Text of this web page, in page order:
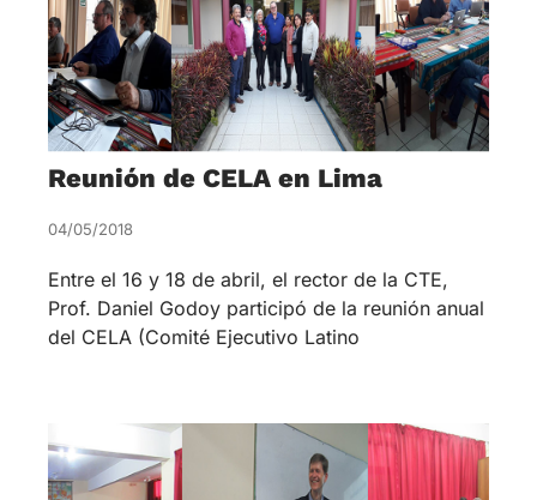
Reunión de CELA en Lima
04/05/2018
Entre el 16 y 18 de abril, el rector de la CTE,
Prof. Daniel Godoy participó de la reunión anual
del CELA (Comité Ejecutivo Latino